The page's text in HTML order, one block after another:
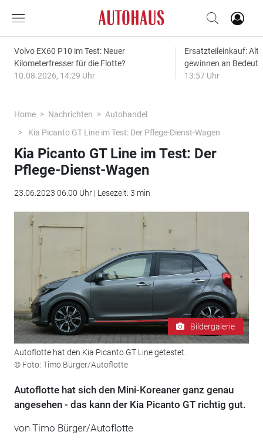
Volvo EX60 P10 im Test: Neuer
Kilometerfresser für die Flotte?
10.08.2026, 14:29 Uhr
Ersatzteileinkauf:
gewinnen an
13:57 Uhr
Home Nachrichten
Autohandel
Kia Picanto GT Line im Test: Der Pflege-Dienst-Wagen
Kia Picanto GT Line im Test: Der
Pflege-Dienst-Wagen
23.06.2023 06:00 Uhr | Lesezeit: 3 min
Bildergalerie
Autoflotte hat den Kia Picanto GT Line getestet.
© Foto: Timo Bürger/Autoflotte
Autoflotte hat sich den Mini-Koreaner ganz genau
angesehen - das kann der Kia Picanto GT richtig gut.
von Timo Bürger/Autoflotte